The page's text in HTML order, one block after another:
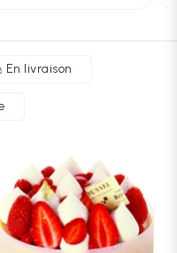
En livraison